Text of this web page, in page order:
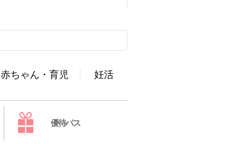
赤ちゃん・育児 妊活
優待パス